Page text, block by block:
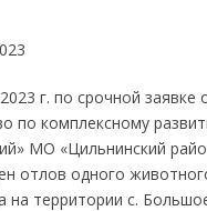
г. по срочной
по комплексному
МО «Цильнинский
отлов одного
на территории с.